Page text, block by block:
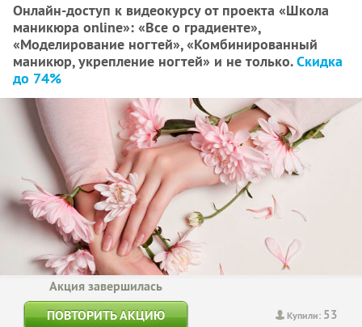
Онлайн-доступ к видеокурсу от проекта «Школа
маникюра online»: «Все о градиенте»,
«Моделирование ногтей», «Комбинированный
маникюр, укрепление ногтей» и не только.Скидка
до 74%
Купили: 53
Акция завершилась
ПОВТОРИТЬ АКЦИЮ